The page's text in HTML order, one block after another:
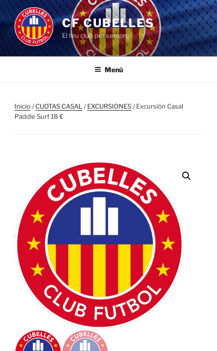
Saltar
al
contenido
CF CUBELLES
El teu club per sempre
Menú
Inicio/CUOTAS CASAL /EXCURSIONES/ Excursión Casal
Paddle Surf 18 €